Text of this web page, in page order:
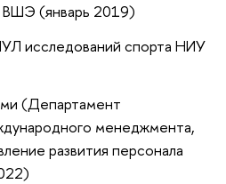
(январь 2019)
исследований спорта НИУ
(Департамент
менеджмента,
развития персонала